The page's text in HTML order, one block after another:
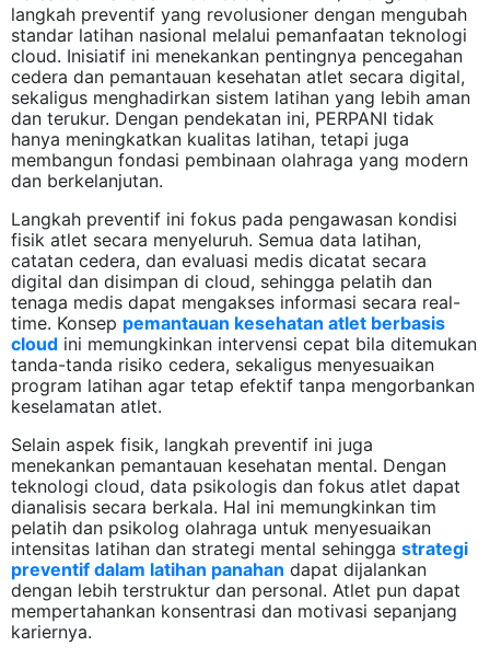
langkah preventif yang revolusioner dengan mengubah
standar latihan nasional melalui pemanfaatan teknologi
cloud. Inisiatif ini menekankan pentingnya pencegahan
cedera dan pemantauan kesehatan atlet secara digital,
sekaligus menghadirkan sistem latihan yang lebih aman
dan terukur. Dengan pendekatan ini, PERPANI tidak
hanya meningkatkan kualitas latihan, tetapi juga
membangun fondasi pembinaan olahraga yang modern
dan berkelanjutan.
Langkah preventif ini fokus pada pengawasan kondisi
fisik atlet secara menyeluruh. Semua data latihan,
catatan cedera, dan evaluasi medis dicatat secara
digital dan disimpan di cloud, sehingga pelatih dan
tenaga medis dapat mengakses informasi secara real-
time. Konsep pemantauan kesehatan atlet berbasis
cloud ini memungkinkan intervensi cepat bila ditemukan
tanda-tanda risiko cedera, sekaligus menyesuaikan
program latihan agar tetap efektif tanpa mengorbankan
keselamatan atlet.
Selain aspek fisik, langkah preventif ini juga
menekankan pemantauan kesehatan mental. Dengan
teknologi cloud, data psikologis dan fokus atlet dapat
dianalisis secara berkala. Hal ini memungkinkan tim
pelatih dan psikolog olahraga untuk menyesuaikan
intensitas latihan dan strategi mental sehingga strategi
preventif dalam latihan panahan dapat dijalankan
dengan lebih terstruktur dan personal. Atlet pun dapat
mempertahankan konsentrasi dan motivasi sepanjang
kariernya.